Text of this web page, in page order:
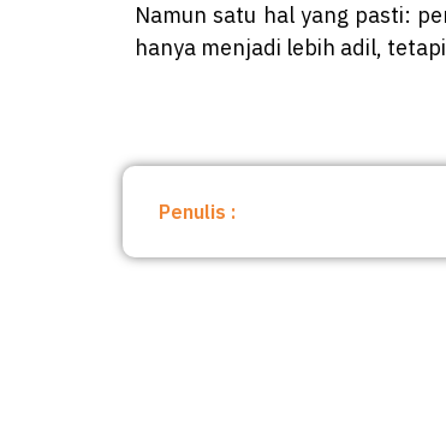
Namun satu hal yang pasti:
hanya menjadi lebih adil,
Penulis :